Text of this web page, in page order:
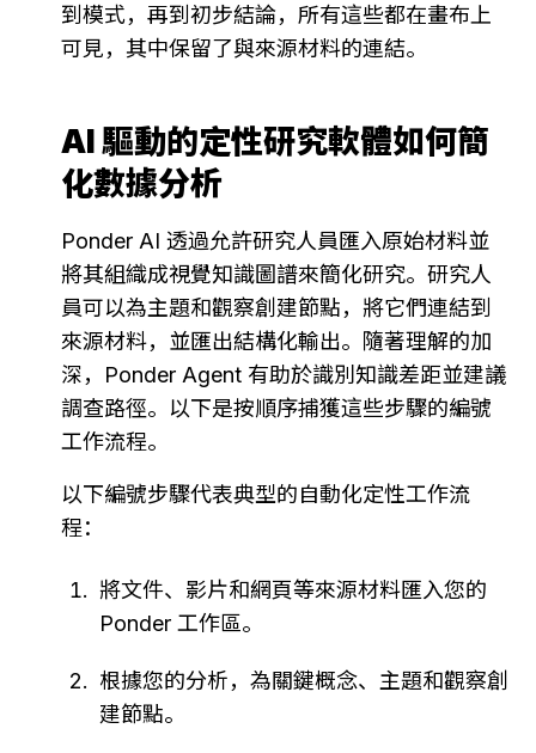
到模式，再到初步結論，所有這些都在畫布上
可見，其中保留了與來源材料的連結。
AI 驅動的定性研究軟體如何簡
化數據分析
Ponder AI 透過允許研究人員匯入原始材料並
將其組織成視覺知識圖譜來簡化研究。研究人
員可以為主題和觀察創建節點，將它們連結到
來源材料，並匯出結構化輸出。隨著理解的加
深，Ponder Agent 有助於識別知識差距並建議
調查路徑。以下是按順序捕獲這些步驟的編號
工作流程。
以下編號步驟代表典型的自動化定性工作流
程：
將文件、影片和網頁等來源材料匯入您的
Ponder 工作區。
根據您的分析，為關鍵概念、主題和觀察創
建節點。